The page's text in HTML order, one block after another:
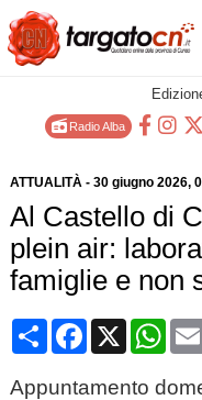
Radio Alba
ATTUALITÀ- 30 giugno 2026,
Al Castello di
plein air:
famiglie e non
CondividiFacebook
X
Appuntamento